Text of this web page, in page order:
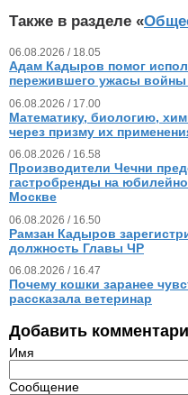
Также в разделе «
06.08.2026 / 18.05
Адам Кадыров помог
пережившего ужасы войны
06.08.2026 / 17.00
Математику, биологию,
через призму их
06.08.2026 / 16.58
Производители Чечни
гастробренды на
Москве
06.08.2026 / 16.50
Рамзан Кадыров
должность Главы ЧР
06.08.2026 / 16.47
Почему кошки заранее
рассказала ветеринар
Добавить
Имя
Сообщение